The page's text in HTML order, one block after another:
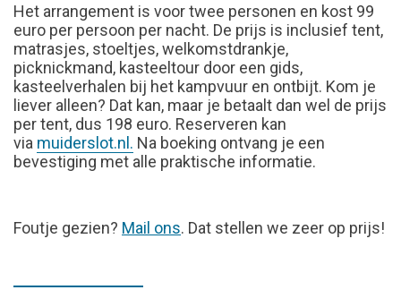
Het arrangement is voor twee personen en kost 99
euro per persoon per nacht. De prijs is inclusief tent,
matrasjes, stoeltjes, welkomstdrankje,
picknickmand, kasteeltour door een gids,
kasteelverhalen bij het kampvuur en ontbijt. Kom je
liever alleen? Dat kan, maar je betaalt dan wel de prijs
per tent, dus 198 euro. Reserveren kan
via muiderslot.nl. Na boeking ontvang je een
bevestiging met alle praktische informatie.
FOUTJE
GEZIEN?
Foutje gezien? Mail ons. Dat stellen we zeer op prijs!